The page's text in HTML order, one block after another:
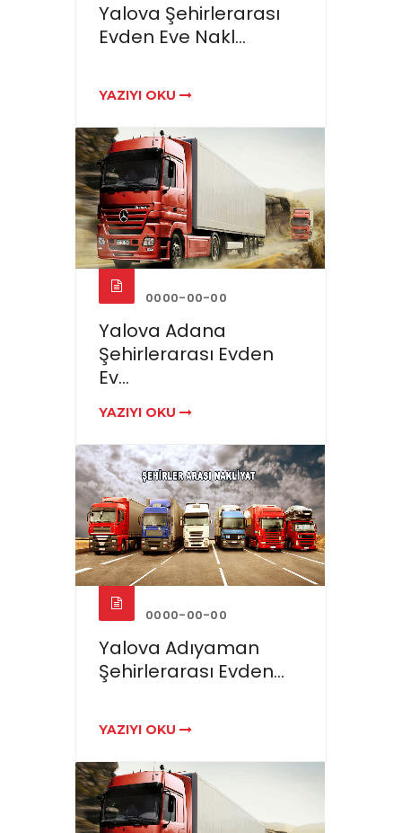
Yalova Şehirlerarası
Evden Eve Nakl...
YAZIYI OKU
0000-00-00
Yalova Adana
Şehirlerarası Evden
Ev...
YAZIYI OKU
0000-00-00
Yalova Adıyaman
Şehirlerarası Evden...
YAZIYI OKU